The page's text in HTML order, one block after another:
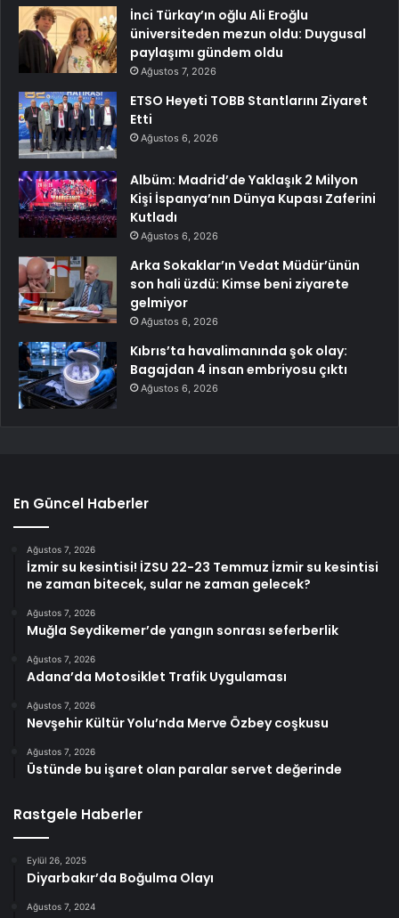
İnci Türkay’ın oğlu Ali Eroğlu
üniversiteden mezun oldu: Duygusal
paylaşımı gündem oldu
Ağustos 7, 2026
ETSO Heyeti TOBB Stantlarını Ziyaret
Etti
Ağustos 6, 2026
Albüm: Madrid’de Yaklaşık 2 Milyon
Kişi İspanya’nın Dünya Kupası Zaferini
Kutladı
Ağustos 6, 2026
Arka Sokaklar’ın Vedat Müdür’ünün
son hali üzdü: Kimse beni ziyarete
gelmiyor
Ağustos 6, 2026
Kıbrıs’ta havalimanında şok olay:
Bagajdan 4 insan embriyosu çıktı
Ağustos 6, 2026
En Güncel Haberler
Ağustos 7, 2026
İzmir su kesintisi! İZSU 22-23 Temmuz İzmir su kesintisi
ne zaman bitecek, sular ne zaman gelecek?
Ağustos 7, 2026
Muğla Seydikemer’de yangın sonrası seferberlik
Ağustos 7, 2026
Adana’da Motosiklet Trafik Uygulaması
Ağustos 7, 2026
Nevşehir Kültür Yolu’nda Merve Özbey coşkusu
Ağustos 7, 2026
Üstünde bu işaret olan paralar servet değerinde
Rastgele Haberler
Eylül 26, 2025
Diyarbakır’da Boğulma Olayı
Ağustos 7, 2024